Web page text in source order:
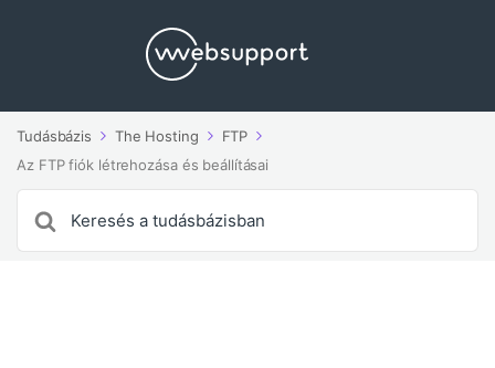
Tudásbázis The Hosting
FTP
Az FTP fiók létrehozása és beállításai
For